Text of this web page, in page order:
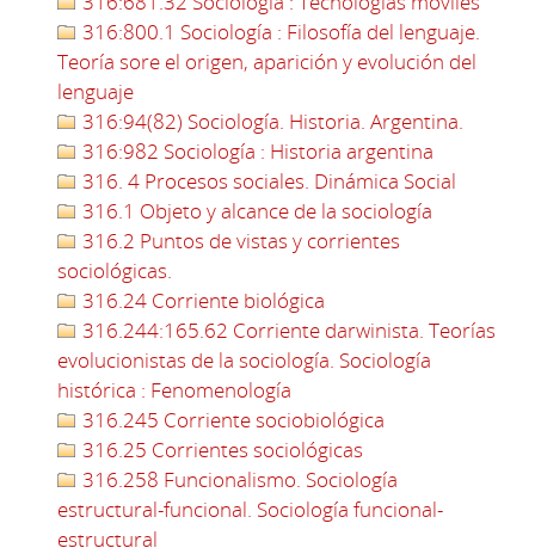
316:800.1 Sociología : Filosofía del lenguaje.
Teoría sore el origen, aparición y evolución del
lenguaje
316:94(82) Sociología. Historia. Argentina.
316:982 Sociología : Historia argentina
316. 4 Procesos sociales. Dinámica Social
316.1 Objeto y alcance de la sociología
316.2 Puntos de vistas y corrientes
sociológicas.
316.24 Corriente biológica
316.244:165.62 Corriente darwinista. Teorías
evolucionistas de la sociología. Sociología
histórica : Fenomenología
316.245 Corriente sociobiológica
316.25 Corrientes sociológicas
316.258 Funcionalismo. Sociología
estructural-funcional. Sociología funcional-
estructural